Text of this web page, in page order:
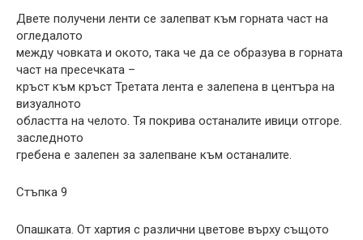
Двете получени ленти се залепват към горната част на
огледалото
между човката и окото, така че да се образува в горната
част на пресечката –
кръст към кръст Третата лента е залепена в центъра на
визуалното
областта на челото. Тя покрива останалите ивици отгоре.
заследното
гребена е залепен за залепване към останалите.
Стъпка 9
Опашката. От хартия с различни цветове върху същото